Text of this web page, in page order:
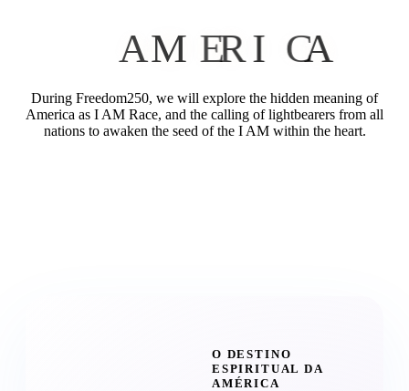
I A
M R
A C
E
During Freedom250, we will explore the hidden meaning of
America as I AM Race, and the calling of lightbearers from all
nations to awaken the seed of the I AM within the heart.
O DESTINO
ESPIRITUAL DA
AMÉRICA